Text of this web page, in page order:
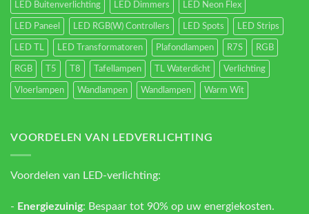
LED Buitenverlichting LED Dimmers LED Neon Flex
LED Paneel LED RGB(W) Controllers LED Spots LED Strips
LED TL LED Transformatoren Plafondlampen R7S RGB
RGB T5 T8 Tafellampen TL Waterdicht Verlichting
Vloerlampen Wandlampen Wandlampen Warm Wit
VOORDELEN VAN LEDVERLICHTING
Voordelen van LED-verlichting:
- Energiezuinig: Bespaar tot 90% op uw energiekosten.